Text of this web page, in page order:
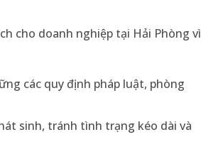
cho doanh nghiệp tại Hải Phòng vì
các quy định pháp luật, phòng
sinh, tránh tình trạng kéo dài và